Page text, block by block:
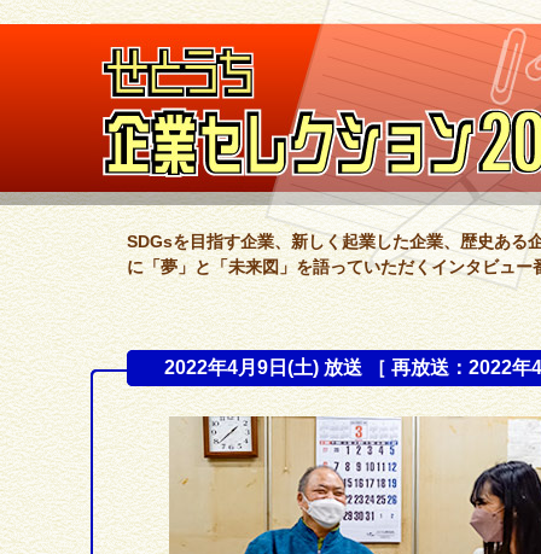
SDGsを目指す企業、新しく起業した企業、歴史ある
に「夢」と「未来図」を語っていただくインタビュ
2022年4月9日(土) 放送 ［ 再放送：2022年